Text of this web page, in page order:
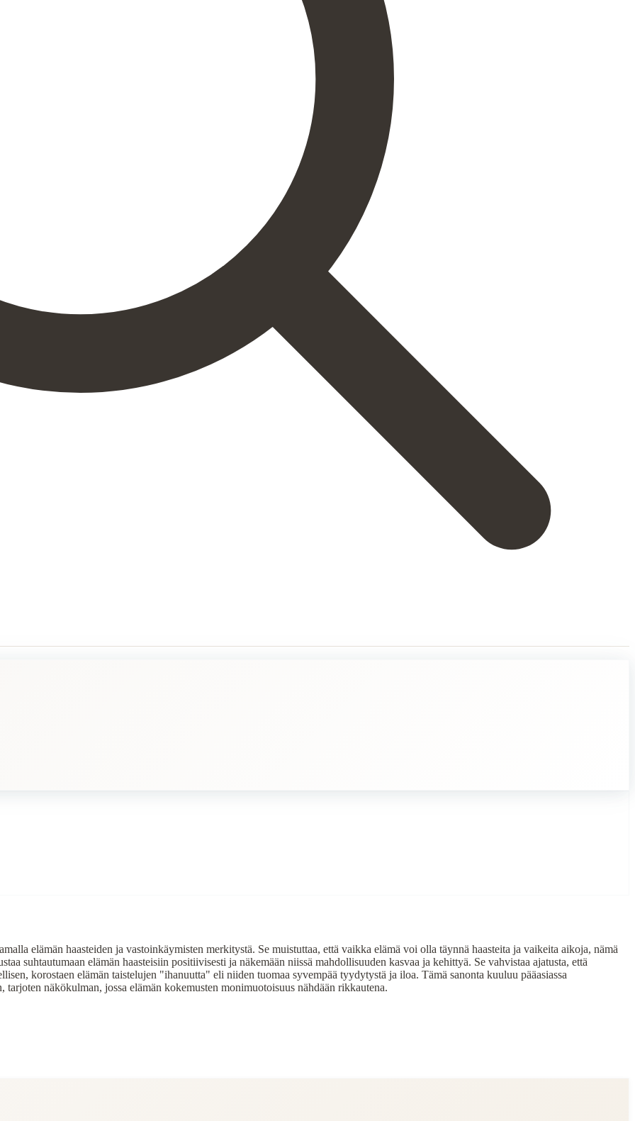
elämän haasteiden ja vastoinkäymisten merkitystä. Se muistuttaa, että vaikka elämä voi olla täynnä haasteita ja vaikeita aikoja, nämä
suhtautumaan elämän haasteisiin positiivisesti ja näkemään niissä mahdollisuuden kasvaa ja kehittyä. Se vahvistaa ajatusta, että
korostaen elämän taistelujen "ihanuutta" eli niiden tuomaa syvempää tyydytystä ja iloa. Tämä sanonta kuuluu pääasiassa
näkökulman, jossa elämän kokemusten monimuotoisuus nähdään rikkautena.